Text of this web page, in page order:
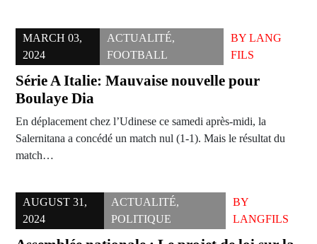
MARCH 03,
2024
ACTUALITÉ,
FOOTBALL
BY LANG
FILS
Série A Italie: Mauvaise nouvelle pour
Boulaye Dia
En déplacement chez l’Udinese ce samedi après-midi, la
Salernitana a concédé un match nul (1-1). Mais le résultat du
match…
AUGUST 31,
2024
ACTUALITÉ,
POLITIQUE
BY
LANGFILS